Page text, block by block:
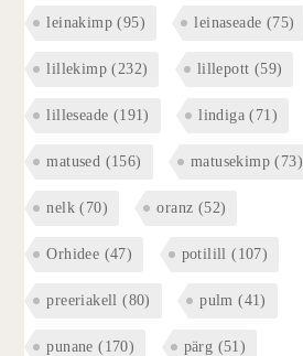
leinakimp (95) leinaseade (75)
lillekimp (232) lillepott (59)
lilleseade (191) lindiga (71)
matused (156) matusekimp (73)
nelk (70) oranz (52)
Orhidee (47) potilill (107)
preeriakell (80) pulm (41)
punane (170) pärg (51)